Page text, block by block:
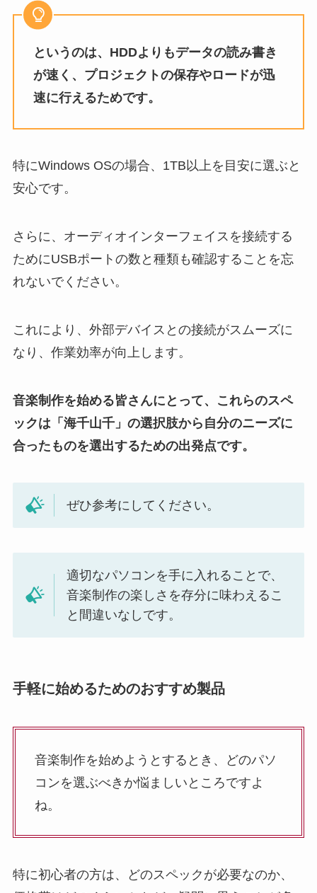
というのは、HDDよりもデータの読み書き
が速く、プロジェクトの保存やロードが迅
速に行えるためです。
特にWindows OSの場合、1TB以上を目安に選ぶと
安心です。
さらに、オーディオインターフェイスを接続する
ためにUSBポートの数と種類も確認することを忘
れないでください。
これにより、外部デバイスとの接続がスムーズに
なり、作業効率が向上します。
音楽制作を始める皆さんにとって、これらのスペ
ックは「海千山千」の選択肢から自分のニーズに
合ったものを選出するための出発点です。
ぜひ参考にしてください。
適切なパソコンを手に入れることで、
音楽制作の楽しさを存分に味わえるこ
と間違いなしです。
手軽に始めるためのおすすめ製品
音楽制作を始めようとするとき、どのパソ
コンを選ぶべきか悩ましいところですよ
ね。
特に初心者の方は、どのスペックが必要なのか、